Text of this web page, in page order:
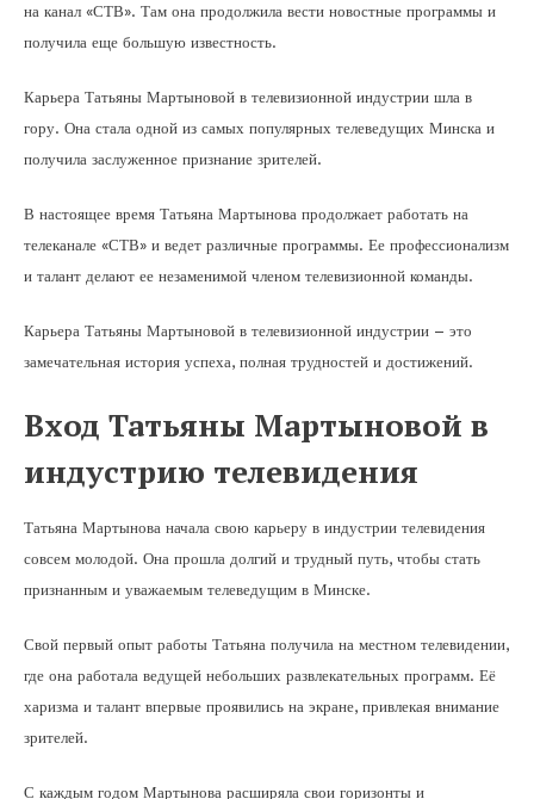
на канал «СТВ». Там она продолжила вести новостные программы и
получила еще большую известность.
Карьера Татьяны Мартыновой в телевизионной индустрии шла в
гору. Она стала одной из самых популярных телеведущих Минска и
получила заслуженное признание зрителей.
В настоящее время Татьяна Мартынова продолжает работать на
телеканале «СТВ» и ведет различные программы. Ее профессионализм
и талант делают ее незаменимой членом телевизионной команды.
Карьера Татьяны Мартыновой в телевизионной индустрии – это
замечательная история успеха, полная трудностей и достижений.
Вход Татьяны Мартыновой в
индустрию телевидения
Татьяна Мартынова начала свою карьеру в индустрии телевидения
совсем молодой. Она прошла долгий и трудный путь, чтобы стать
признанным и уважаемым телеведущим в Минске.
Свой первый опыт работы Татьяна получила на местном телевидении,
где она работала ведущей небольших развлекательных программ. Её
харизма и талант впервые проявились на экране, привлекая внимание
зрителей.
С каждым годом Мартынова расширяла свои горизонты и